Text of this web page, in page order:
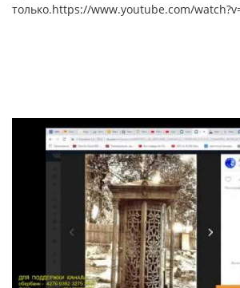
только.https://www.youtube.com/